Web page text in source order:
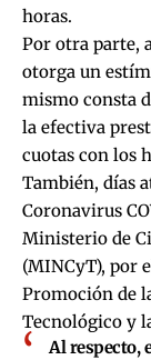
horas.
Por otra parte,
otorga un
mismo consta
la efectiva
cuotas con los
También, días
Coronavirus
Ministerio de
(MINCyT), por
Promoción de
Tecnológico y
Al respecto,